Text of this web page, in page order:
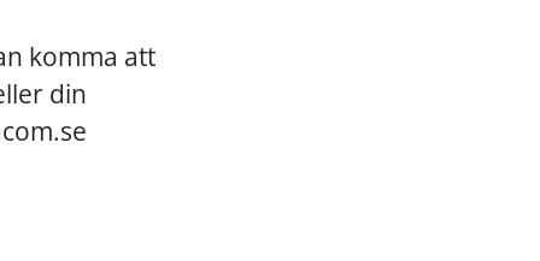
komma att
din